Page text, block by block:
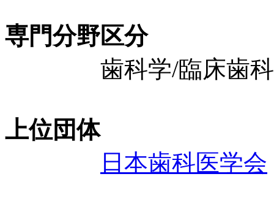
専門分野区分
歯科学/臨床歯科
上位団体
日本歯科医学会